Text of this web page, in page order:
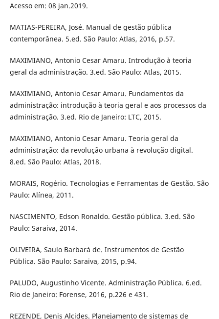
Acesso em: 08 jan.2019.
MATIAS-PEREIRA, José. Manual de gestão pública
contemporânea. 5.ed. São Paulo: Atlas, 2016, p.57.
MAXIMIANO, Antonio Cesar Amaru. Introdução à teoria
geral da administração. 3.ed. São Paulo: Atlas, 2015.
MAXIMIANO, Antonio Cesar Amaru. Fundamentos da
administração: introdução à teoria geral e aos processos da
administração. 3.ed. Rio de Janeiro: LTC, 2015.
MAXIMIANO, Antonio Cesar Amaru. Teoria geral da
administração: da revolução urbana à revolução digital.
8.ed. São Paulo: Atlas, 2018.
MORAIS, Rogério. Tecnologias e Ferramentas de Gestão. São
Paulo: Alínea, 2011.
NASCIMENTO, Edson Ronaldo. Gestão pública. 3.ed. São
Paulo: Saraiva, 2014.
OLIVEIRA, Saulo Barbará de. Instrumentos de Gestão
Pública. São Paulo: Saraiva, 2015, p.94.
PALUDO, Augustinho Vicente. Administração Pública. 6.ed.
Rio de Janeiro: Forense, 2016, p.226 e 431.
REZENDE, Denis Alcides. Planejamento de sistemas de